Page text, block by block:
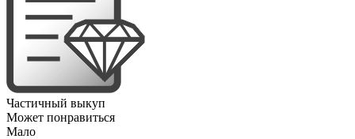
Частичный выкуп
Может понравиться
Мало